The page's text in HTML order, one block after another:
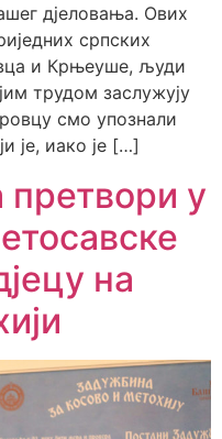
дјеловања. Ових
српских
и Крњеуше, људи
трудом заслужују
смо упознали
је, иако је […]
претвори у
на